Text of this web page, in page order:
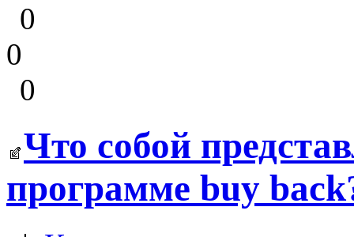
0
0
0
Что собой
программе buy